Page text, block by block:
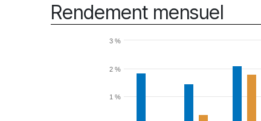
Rendement mensuel
1 %
2 %
3 %